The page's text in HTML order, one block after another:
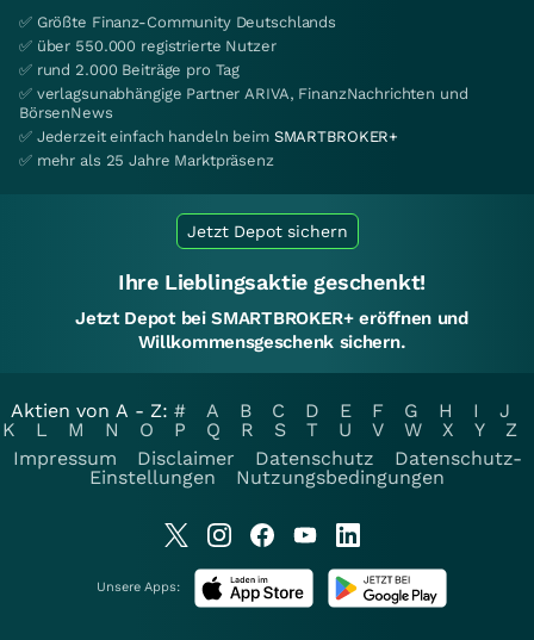
✅ Größte Finanz-Community Deutschlands
✅ über 550.000 registrierte Nutzer
✅ rund 2.000 Beiträge pro Tag
✅ verlagsunabhängige Partner ARIVA, FinanzNachrichten und
BörsenNews
✅ Jederzeit einfach handeln beim SMARTBROKER+
✅ mehr als 25 Jahre Marktpräsenz
Jetzt Depot sichern
Ihre Lieblingsaktie geschenkt!
Jetzt Depot bei SMARTBROKER+ eröffnen und
Willkommensgeschenk sichern.
Aktien von A - Z: # A B C D E F G H I
J
K
L M N O P Q R S T U V W X Y
Z
Impressum
Disclaimer Datenschutz
Datenschutz-
Einstellungen
Nutzungsbedingungen
Unsere Apps: